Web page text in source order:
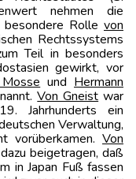
nehmen die
Rolle von
Rechtssystems
Teil in besonders
gewirkt, vor
und Hermann
Von Gneist war
Jahrhunderts ein
Verwaltung,
vorüberkamen. Von
beigetragen, daß
in Japan Fuß fassen